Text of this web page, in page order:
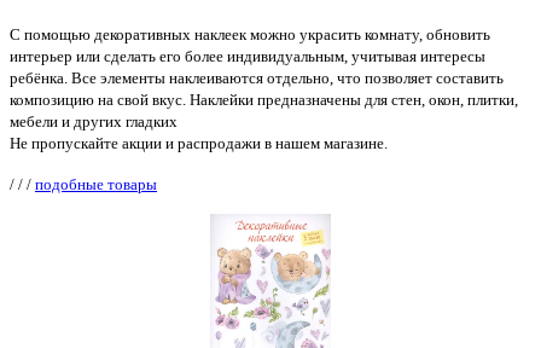
С помощью декоративных наклеек можно украсить комнату, обновить
интерьер или сделать его более индивидуальным, учитывая интересы
ребёнка. Все элементы наклеиваются отдельно, что позволяет составить
композицию на свой вкус. Наклейки предназначены для стен, окон, плитки,
мебели и других гладких
Не пропускайте акции и распродажи в нашем магазине.
/ / / подобные товары